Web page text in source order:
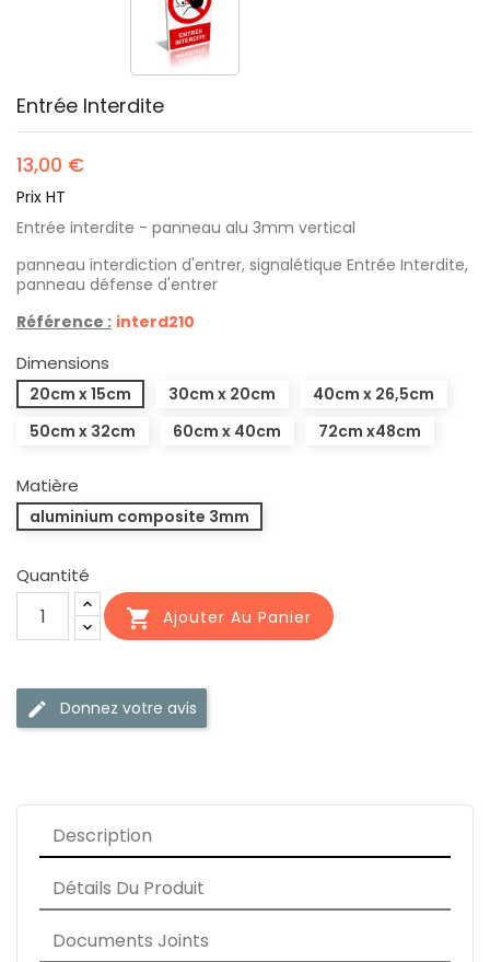
Entrée Interdite
13,00 €
Prix HT
Entrée interdite - panneau alu 3mm vertical
panneau interdiction d'entrer, signalétique Entrée Interdite,
panneau défense d'entrer
Référence : interd210
Dimensions
20cm x 15cm 30cm x 20cm
40cm x 26,5cm
50cm x 32cm
60cm x 40cm 72cm x48cm
Matière
aluminium composite 3mm
Quantité
 Ajouter Au Panier
edit Donnez votre avis
Description
Détails Du Produit
Documents Joints